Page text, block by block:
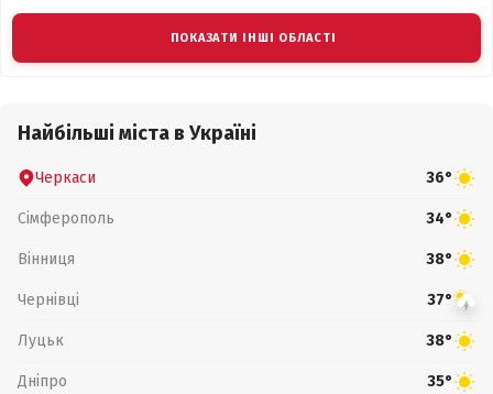
ПОКАЗАТИ ІНШІ ОБЛАСТІ
Найбільші міста в Україні
Черкаси 36°
Сімферополь 34°
Вінниця 38°
Чернівці 37°
Луцьк 38°
Дніпро 35°